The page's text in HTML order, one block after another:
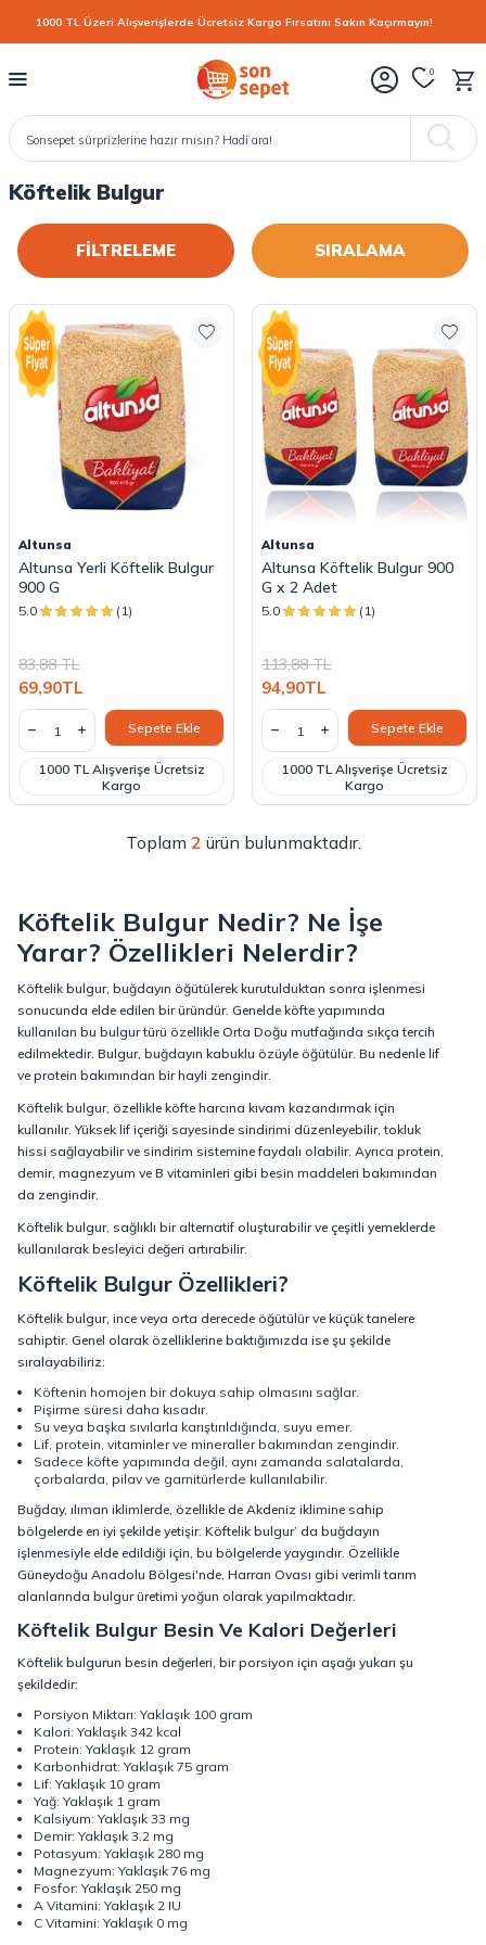
1000 TL Üzeri Alışverişlerde Ücretsiz Kargo Fırsatını Sakın Kaçırmayın!
0
Köftelik Bulgur
FİLTRELEME
Altunsa
Altunsa Yerli Köftelik Bulgur
900 G
5.0 (1)
83,88TL
69,90TL
Sepete Ekle
1000 TL Alışverişe Ücretsiz
Kargo
Altunsa
Altunsa Köftelik Bulgur 900
G x 2 Adet
5.0 (1)
113,88TL
94,90TL
Sepete Ekle
1000 TL Alışverişe Ücretsiz
Kargo
Toplam 2 ürün bulunmaktadır.
Köftelik Bulgur Nedir? Ne İşe
Yarar? Özellikleri Nelerdir?
Köftelik bulgur, buğdayın öğütülerek kurutulduktan sonra işlenmesi
sonucunda elde edilen bir üründür. Genelde köfte yapımında
kullanılan bu bulgur türü özellikle Orta Doğu mutfağında sıkça tercih
edilmektedir. Bulgur, buğdayın kabuklu özüyle öğütülür. Bu nedenle lif
ve protein bakımından bir hayli zengindir.
Köftelik bulgur, özellikle köfte harcına kıvam kazandırmak için
kullanılır. Yüksek lif içeriği sayesinde sindirimi düzenleyebilir, tokluk
hissi sağlayabilir ve sindirim sistemine faydalı olabilir. Ayrıca protein,
demir, magnezyum ve B vitaminleri gibi besin maddeleri bakımından
da zengindir.
Köftelik bulgur, sağlıklı bir alternatif oluşturabilir ve çeşitli yemeklerde
kullanılarak besleyici değeri artırabilir.
Köftelik Bulgur Özellikleri?
Köftelik bulgur, ince veya orta derecede öğütülür ve küçük tanelere
sahiptir. Genel olarak özelliklerine baktığımızda ise şu şekilde
sıralayabiliriz:
Köftenin homojen bir dokuya sahip olmasını sağlar.
Pişirme süresi daha kısadır.
Su veya başka sıvılarla karıştırıldığında, suyu emer.
Lif, protein, vitaminler ve mineraller bakımından zengindir.
Sadece köfte yapımında değil, aynı zamanda salatalarda,
çorbalarda, pilav ve garnitürlerde kullanılabilir.
Buğday, ılıman iklimlerde, özellikle de Akdeniz iklimine sahip
bölgelerde en iyi şekilde yetişir. Köftelik bulgur’ da buğdayın
işlenmesiyle elde edildiği için, bu bölgelerde yaygındır. Özellikle
Güneydoğu Anadolu Bölgesi'nde, Harran Ovası gibi verimli tarım
alanlarında bulgur üretimi yoğun olarak yapılmaktadır.
Köftelik Bulgur Besin Ve Kalori Değerleri
Köftelik bulgurun besin değerleri, bir porsiyon için aşağı yukarı şu
şekildedir:
Porsiyon Miktarı: Yaklaşık 100 gram
Kalori: Yaklaşık 342 kcal
Protein: Yaklaşık 12 gram
Karbonhidrat: Yaklaşık 75 gram
Lif: Yaklaşık 10 gram
Yağ: Yaklaşık 1 gram
Kalsiyum: Yaklaşık 33 mg
Demir: Yaklaşık 3.2 mg
Potasyum: Yaklaşık 280 mg
Magnezyum: Yaklaşık 76 mg
Fosfor: Yaklaşık 250 mg
A Vitamini: Yaklaşık 2 IU
C Vitamini: Yaklaşık 0 mg